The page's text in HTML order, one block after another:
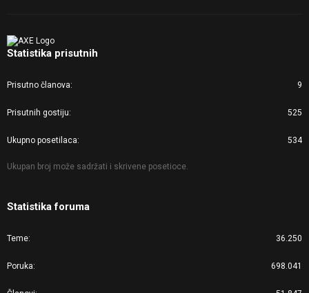
Statistika prisutnih
Prisutno članova 9
Prisutnih gostiju 525
Ukupno posetilaca 534
Ukupan broj može sadržati i skrivene posetioce.
Statistika foruma
Teme 36.250
Poruka 698.041